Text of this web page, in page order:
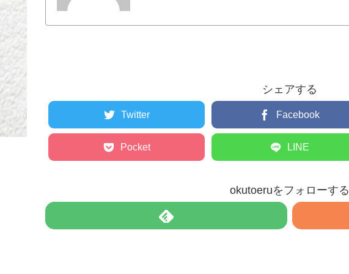
シェアする
Twitter Facebook
Pocket LINE
okutoeruをフォローする